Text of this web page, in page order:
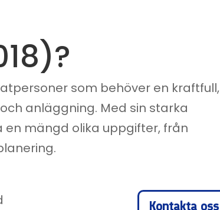
som behöver en kraftfull,
anläggning. Med sin starka
mängd olika uppgifter, från
Kontakta oss